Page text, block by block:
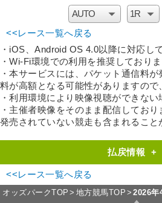
<<レース一覧へ戻る
・iOS、Android OS 4.0以降に対応し
・Wi-Fi環境での利用を推奨しておりま
・本サービスには、パケット通信料
料が高額となる可能性がありますので
・利用環境により映像視聴ができない
・主催者映像をそのまま配信してお
発売されていない競走も含まれること
払戻情報 +
<<レース一覧へ戻る
オッズパークTOP 地方競馬TOP 2026年